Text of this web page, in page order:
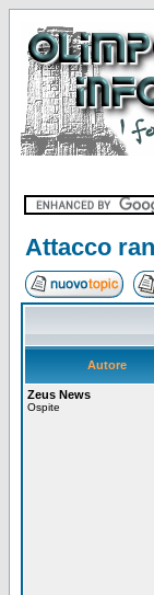
Attacco
Autore
Zeus News
Ospite